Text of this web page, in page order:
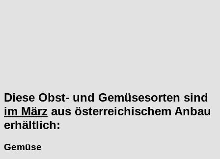
Diese Obst- und Gemüsesorten sind
im März aus österreichischem Anbau
erhältlich:
Gemüse